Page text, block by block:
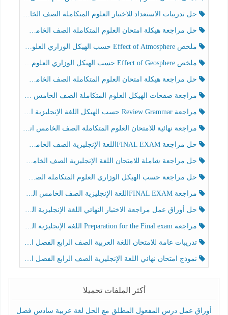
حل تدريبات الاستعداد للاختبار العلوم المتكاملة الصف الخامس عام الفصل الثالث
حل مراجعة هيكلة امتحان العلوم المتكاملة الصف الخامس انسبير الفصل الثالث
ملخص Effect of Atmosphere حسب الهيكل الوزاري العلوم المتكاملة الصف الخامس انسبير الفصل الثالث
ملخص Effect of Geosphere حسب الهيكل الوزاري العلوم المتكاملة الصف الخامس انسبير الفصل الثالث
حل مراجعة هيكلة امتحان العلوم المتكاملة الصف الخامس عام الفصل الثالث
مراجعة صفحات الهيكل العلوم المتكاملة الصف الخامس انسبير الفصل الثالث
مراجعة Review Grammar حسب الهيكل اللغة الإنجليزية الصف الخامس الفصل الثالث
مراجعة نهائية للامتحان العلوم المتكاملة الصف الخامس انسبير الفصل الثالث
حل مراجعة FINAL EXAMاللغة الإنجليزية الصف الخامس الفصل الثالث
حل مراجعة شاملة للامتحان اللغة الإنجليزية الصف الخامس الفصل الثالث
حل مراجعة حسب الهيكل الوزاري العلوم المتكاملة الصف الخامس عام الفصل الثالث
مراجعة FINAL EXAMاللغة الإنجليزية الصف الخامس الفصل الثالث
حل أوراق عمل مراجعة الاختبار النهائي اللغة الإنجليزية الصف الرابع الفصل الثالث
مراجعة Preparation for the Final exam اللغة الإنجليزية الصف الرابع الفصل الثالث
تدريبات عامة للامتحان اللغة العربية الصف الرابع الفصل الثالث
نموذج امتحان نهائي اللغة الإنجليزية الصف الرابع الفصل الثالث
أكثر الملفات تحميلا
أوراق عمل درس المفعول المطلق مع الحل لغة عربية سادس فصل